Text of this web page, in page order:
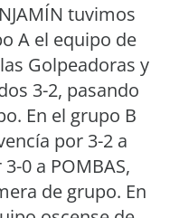
tuvimos
A el equipo de
Golpeadoras y
3-2, pasando
En el grupo B
por 3-2 a
0 a POMBAS,
de grupo. En